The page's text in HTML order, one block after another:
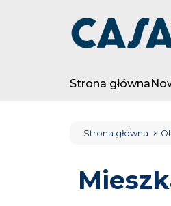
Strona główna
Strona główna